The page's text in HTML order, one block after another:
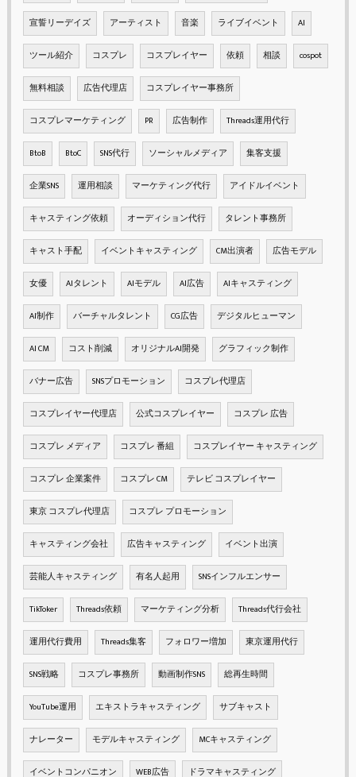
宣誓リーデイズ アーティスト 音楽 ライブイベント AI
ツール紹介 コスプレ コスプレイヤー 依頼 相談 cospot
無料相談 広告代理店 コスプレイヤー事務所
コスプレマーケティング PR 広告制作 Threads運用代行
BtoB BtoC SNS代行 ソーシャルメディア 集客支援
企業SNS 運用相談 マーケティング代行 アイドルイベント
キャスティング依頼 オーディション代行 タレント事務所
キャスト手配 イベントキャスティング CM出演者 広告モデル
女優 AIタレント AIモデル AI広告 AIキャスティング
AI制作 バーチャルタレント CG広告 デジタルヒューマン
AI CM コスト削減 オリジナルAI開発 グラフィック制作
バナー広告 SNSプロモーション コスプレ代理店
コスプレイヤー代理店 公式コスプレイヤー コスプレ 広告
コスプレ メディア コスプレ 番組 コスプレイヤー キャスティング
コスプレ 企業案件 コスプレ CM テレビ コスプレイヤー
東京 コスプレ代理店 コスプレ プロモーション
キャスティング会社 広告キャスティング イベント出演
芸能人キャスティング 有名人起用 SNSインフルエンサー
TikToker Threads依頼 マーケティング分析 Threads代行会社
運用代行費用 Threads集客 フォロワー増加 東京運用代行
SNS戦略 コスプレ事務所 動画制作SNS 総再生時間
YouTube運用 エキストラキャスティング サブキャスト
ナレーター モデルキャスティング MCキャスティング
イベントコンパニオン WEB広告 ドラマキャスティング